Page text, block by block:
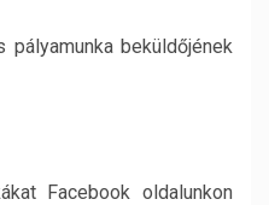
pályamunka beküldőjének
Facebook oldalunkon